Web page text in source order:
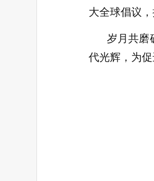
大全球倡议
岁月共磨
代光辉，为